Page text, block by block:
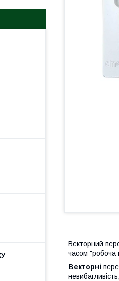
Векторний
часом "робоча
Векторні